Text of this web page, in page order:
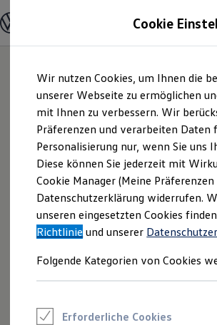
Hauptinhalt
springen
Footer
springen
Modelle und Konfigurator
Modelle vergleichen
Elektroautos
ENERGY Sondermodelle
Nutzfahrzeuge
SUV und CUV
Familienautos
Kombis
Kompaktwagen
Sportwagen
Schnell verfügbare Fahrzeuge
Angebote und Produkte
Aktuelle Angebote
E-Auto-Förderung
Volkswagen Marktplatz
Junge Gebrauchtwagen und
Saisonangebote
Cookie
Wir nutzen Cookies, um Ihnen die
unserer Webseite zu ermöglichen
mit Ihnen zu verbessern. Wir
Präferenzen und verarbeiten
Personalisierung nur, wenn Sie uns
Diese können Sie jederzeit mit
Cookie Manager (Meine
Datenschutzerklärung widerrufen.
unseren eingesetzten Cookies
Richtlinie und unserer
Folgende Kategorien von Cookies
Erforderliche Cookies